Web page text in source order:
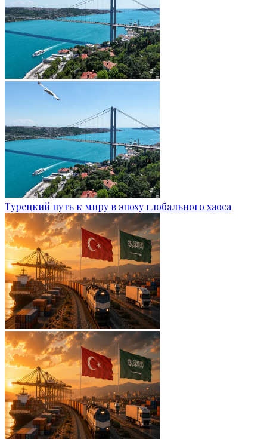
Турецкий путь к миру в эпоху глобального хаоса